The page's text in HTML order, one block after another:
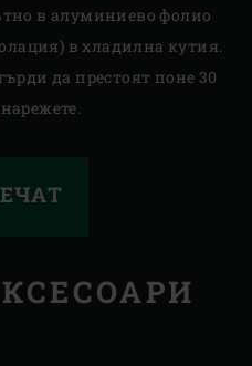
в алуминиево фолио
в хладилна кутия.
да престоят поне 30